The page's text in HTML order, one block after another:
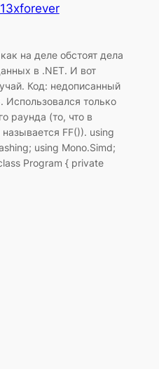
13xforever
на деле обстоят дела
в .NET. И вот
Код: недописанный
только
раунда (то, что в
FF()). using
using Mono.Simd;
Program { private